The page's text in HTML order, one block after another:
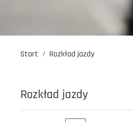
Start Rozkład jazdy
Rozkład jazdy